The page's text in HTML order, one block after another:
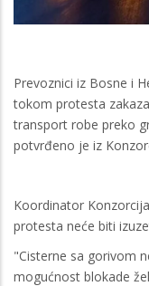
Prevoznici iz Bosne i
tokom protesta
transport robe preko
potvrđeno je iz
Koordinator
protesta neće biti
"Cisterne sa gorivom
mogućnost blokade